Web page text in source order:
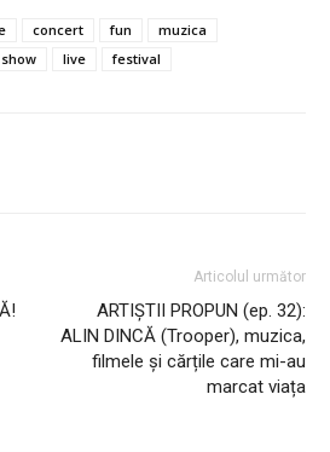
concert fun
muzica
show live festival
Articolul următor
ARTIȘTII PROPUN (ep. 32):
ALIN DINCĂ (Trooper), muzica,
filmele și cărțile care mi-au
marcat viața